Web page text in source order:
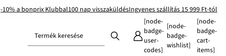
-10% a bonprix Klubbal100 nap visszaküldésIngyenes szállítás 15 999 Ft-tól
Termék keresése
[node-
badge-
user-
codes]
[node-
badge-
wishlist]
[node-
badge-
cart-
items]